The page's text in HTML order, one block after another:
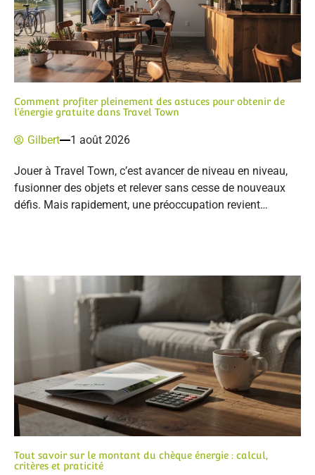
Comment profiter pleinement des astuces pour obtenir de
l’énergie gratuite dans Travel Town
Gilbert 1 août 2026
Jouer à Travel Town, c’est avancer de niveau en niveau,
fusionner des objets et relever sans cesse de nouveaux
défis. Mais rapidement, une préoccupation revient…
Tout savoir sur le montant du chèque énergie : calcul,
critères et praticité